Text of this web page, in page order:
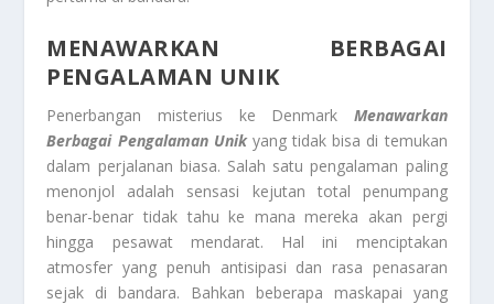
MENAWARKAN BERBAGAI
PENGALAMAN UNIK
Penerbangan misterius ke Denmark Menawarkan
Berbagai Pengalaman Unikyang tidak bisa di temukan
dalam perjalanan biasa. Salah satu pengalaman paling
menonjol adalah sensasi kejutan total penumpang
benar-benar tidak tahu ke mana mereka akan pergi
hingga pesawat mendarat. Hal ini menciptakan
atmosfer yang penuh antisipasi dan rasa penasaran
sejak di bandara. Bahkan beberapa maskapai yang